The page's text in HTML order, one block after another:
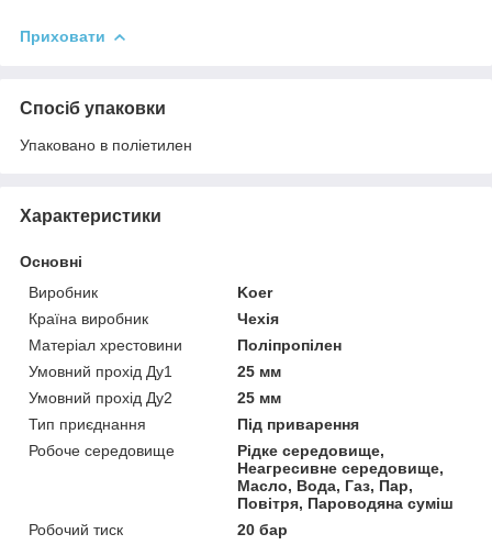
Приховати
Спосіб упаковки
Упаковано в поліетилен
Характеристики
Основні
Виробник
Koer
Країна виробник
Чехія
Матеріал хрестовини
Поліпропілен
Умовний прохід Ду1
25 мм
Умовний прохід Ду2
25 мм
Тип приєднання
Під приварення
Робоче середовище
Рідке середовище,
Неагресивне середовище,
Масло, Вода, Газ, Пар,
Повітря, Пароводяна суміш
Робочий тиск
20 бар